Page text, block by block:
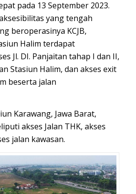
pada 13 September 2023.
yang tengah
beroperasinya KCJB,
Halim terdapat
Jl. DI. Panjaitan tahap I dan II,
Stasiun Halim, dan akses exit
beserta jalan
Karawang, Jawa Barat,
akses Jalan THK, akses
jalan kawasan.